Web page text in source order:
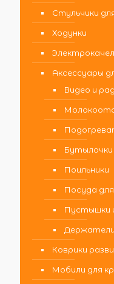
Стульчики
Ходунки
Аксессуары
Видео и
Бутылочки
Поильники
Посуда
Пустышки
Коврики
Мобили для